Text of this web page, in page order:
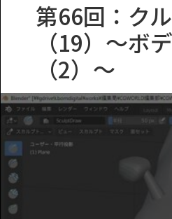
第66回：ク
（19）～ボ
（2）～